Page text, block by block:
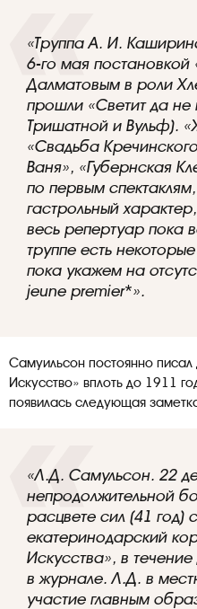
«Труппа А. И.
6-го мая постановкой
Далматовым в роли
прошли «Светит да не
Тришатной и Вульф).
«Свадьба
Ваня», «Губернская
по первым
гастрольный
весь репертуар пока
труппе есть
пока укажем на
jeune premier*».
Самуильсон постоянно писал
Искусство» вплоть до 1911
появилась следующая
«Л.Д. Самульсон. 22
непродолжительной
расцвете сил (41 год)
екатеринодарский
Искусства», в
в журнале. Л.Д. в
участие главным